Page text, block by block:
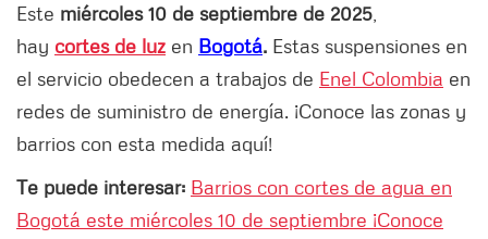
Este miércoles 10 de septiembre de 2025
hay cortes de luz en Bogotá. Estas suspensiones en
el servicio obedecen a trabajos de Enel Colombia en
redes de suministro de energía. ¡Conoce las zonas y
barrios con esta medida aquí!
Te puede interesar: Barrios con cortes de agua en
Bogotá este miércoles 10 de septiembre ¡Conoce